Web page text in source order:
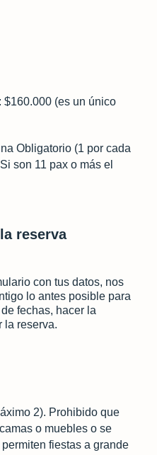
$160.000 (es un único
Obligatorio (1 por cada
son 11 pax o más el
reserva
con tus datos, nos
lo antes posible para
fechas, hacer la
la reserva.
2). Prohibido que
o muebles o se
fiestas a grande